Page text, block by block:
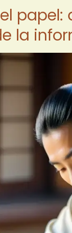
la